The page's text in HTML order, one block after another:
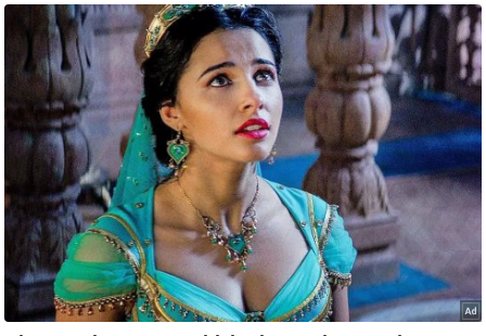
ला
फ
स्टा
इ
ल
क्नॉ
लॉ
जी
ब्यू
टी